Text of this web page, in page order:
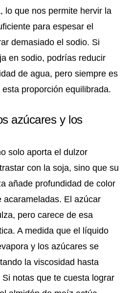
lo que nos permite hervir la
para espesar el
demasiado el sodio. Si
en sodio, podrías reducir
de agua, pero siempre es
proporción equilibrada.
azúcares y los
solo aporta el dulzor
con la soja, sino que su
añade profundidad de color
acarameladas. El azúcar
pero carece de esa
A medida que el líquido
y los azúcares se
la viscosidad hasta
notas que te cuesta lograr